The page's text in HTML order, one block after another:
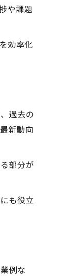
や課題
効率化
過去の
新動向
部分が
も役立
例な